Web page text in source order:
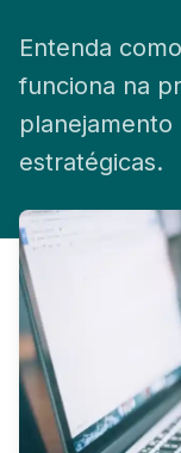
Entenda
funciona na
planejamento
estratégicas.